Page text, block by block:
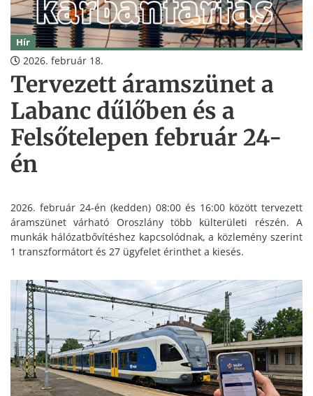
Hír
2026. február 18.
Tervezett áramszünet a
Labanc dűlőben és a
Felsőtelepen február 24-
én
2026. február 24-én (kedden) 08:00 és 16:00 között tervezett
áramszünet várható Oroszlány több külterületi részén. A
munkák hálózatbővítéshez kapcsolódnak, a közlemény szerint
1 transzformátort és 27 ügyfelet érinthet a kiesés.